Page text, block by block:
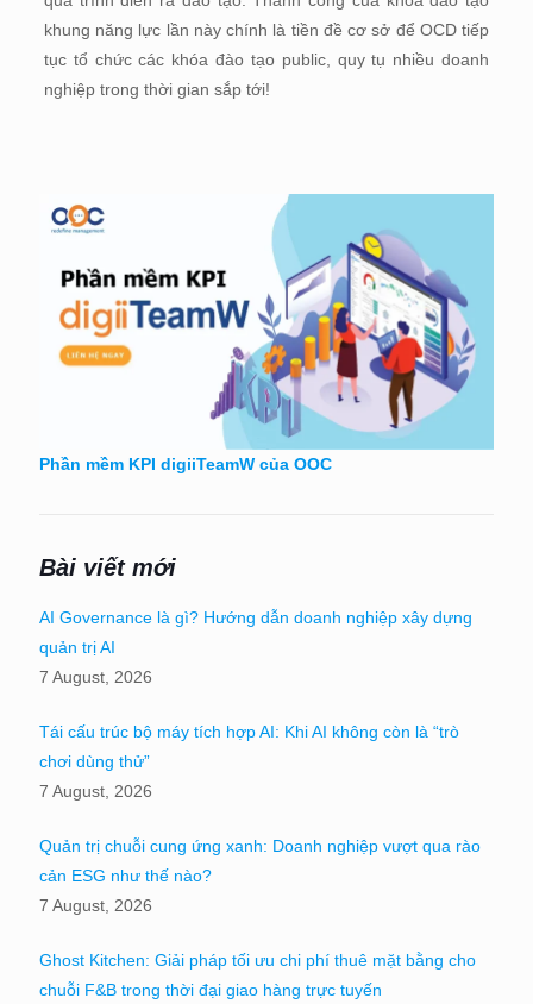
khung năng lực lần này chính là tiền đề cơ sở để OCD tiếp
tục tổ chức các khóa đào tạo public, quy tụ nhiều doanh
nghiệp trong thời gian sắp tới!
Phần mềm KPI digiiTeamW của OOC
Bài viết mới
AI Governance là gì? Hướng dẫn doanh nghiệp xây dựng
quản trị AI
7 August, 2026
Tái cấu trúc bộ máy tích hợp AI: Khi AI không còn là “trò
chơi dùng thử”
7 August, 2026
Quản trị chuỗi cung ứng xanh: Doanh nghiệp vượt qua rào
cản ESG như thế nào?
7 August, 2026
Ghost Kitchen: Giải pháp tối ưu chi phí thuê mặt bằng cho
chuỗi F&B trong thời đại giao hàng trực tuyến